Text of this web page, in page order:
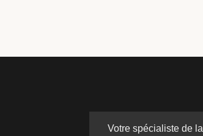
Votre spécialiste de